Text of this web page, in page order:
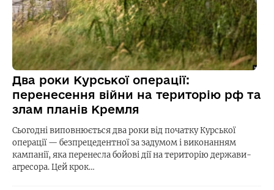
Два роки Курської операції:
перенесення війни на територію рф та
злам планів Кремля
Сьогодні виповнюється два роки від початку Курської
операції — безпрецедентної за задумом і виконанням
кампанії, яка перенесла бойові дії на територію держави-
агресора. Цей крок…